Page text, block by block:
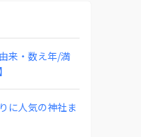
来・数え年/満
に人気の神社ま